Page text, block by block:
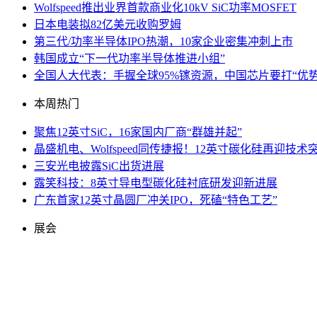
Wolfspeed推出业界首款商业化10kV SiC功率MOSFET
日本电装拟82亿美元收购罗姆
第三代/功率半导体IPO热潮，10家企业密集冲刺上市
韩国成立“下一代功率半导体推进小组”
全国人大代表：手握全球95%镓资源，中国芯片要打“优
本周热门
聚焦12英寸SiC，16家国内厂商“群雄并起”
晶盛机电、Wolfspeed同传捷报！12英寸碳化硅再迎技术
三安光电披露SiC出货进展
露笑科技：8英寸导电型碳化硅衬底研发迎新进展
广东首家12英寸晶圆厂冲关IPO，死磕“特色工艺”
展会